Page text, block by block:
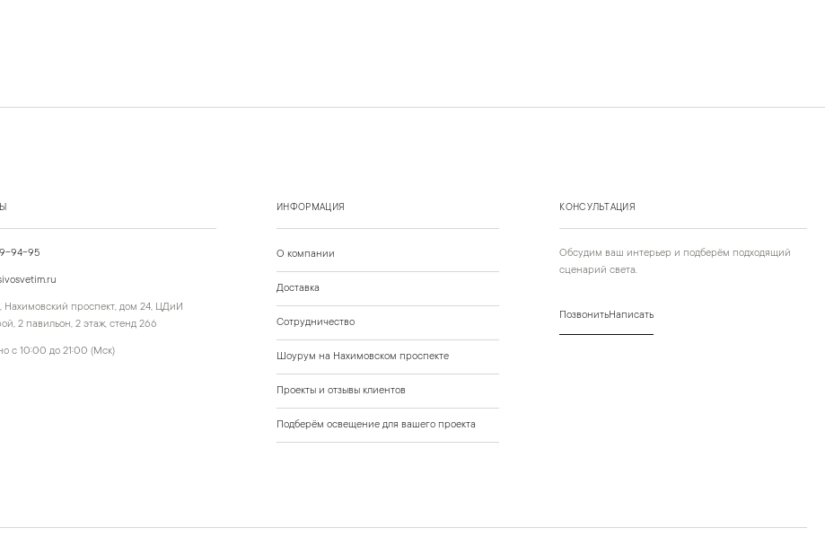
94-95
Нахимовский проспект, дом 24, ЦДиИ
2 павильон, 2 этаж, стенд 266
с 10:00 до 21:00 (Мск)
КОНСУЛЬТАЦИЯ
Обсудим ваш интерьер и подберём подходящий
сценарий света.
ПозвонитьНаписать
ИНФОРМАЦИЯ
О компании
Доставка
Сотрудничество
Шоурум на Нахимовском проспекте
Проекты и отзывы клиентов
Подберём освещение для вашего проекта